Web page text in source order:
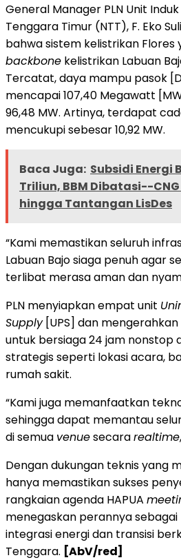
General Manager PLN Unit
Tenggara Timur (NTT), F. Eko
bahwa sistem kelistrikan Flores
backbone kelistrikan Labuan
Tercatat, daya mampu pasok
mencapai 107,40 Megawatt
96,48 MW. Artinya, terdapat
mencukupi sebesar 10,92 MW.
Baca Juga: Subsidi Energi
Triliun, BBM Dibatasi--
hingga Tantangan LisDes
“Kami memastikan seluruh
Labuan Bajo siaga penuh agar
terlibat merasa aman dan
PLN menyiapkan empat unit
Supply[UPS] dan
untuk bersiaga 24 jam nonstop
strategis seperti lokasi acara,
rumah sakit.
“Kami juga memanfaatkan
sehingga dapat memantau
di semua venuesecararealtime
Dengan dukungan teknis yang
hanya memastikan sukses
rangkaian agenda HAPUA
menegaskan perannya
integrasi energi dan transisi
Tenggara. [AbV/red]